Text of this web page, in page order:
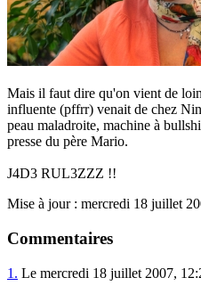
Mais il faut dire qu'on vient de
influente (pffrr) venait de chez
peau maladroite, machine à
presse du père Mario.
J4D3 RUL3ZZZ !!
Mise à jour : mercredi 18 juillet
Commentaires
1. Le mercredi 18 juillet 2007,